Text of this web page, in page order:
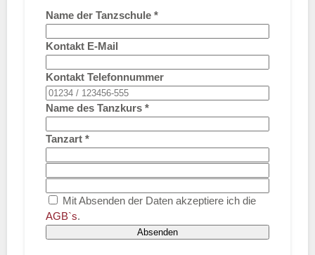
Name der Tanzschule *
Kontakt E-Mail
Kontakt Telefonnummer
Name des Tanzkurs *
Tanzart *
Mit Absenden der Daten akzeptiere ich die
AGB`s.
Absenden